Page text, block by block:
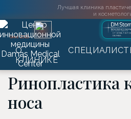
Лучшая клиника
и
SINCE2016
DAMAS
О
КЛИНИКЕ
Главная →Услуги →Пластическая
Ринопластика кончика носа
Ринопластика
носа